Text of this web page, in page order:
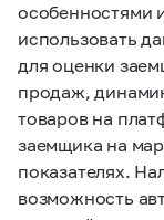
особенностями
использовать
для оценки
продаж,
товаров на
заемщика на
показателях.
возможность